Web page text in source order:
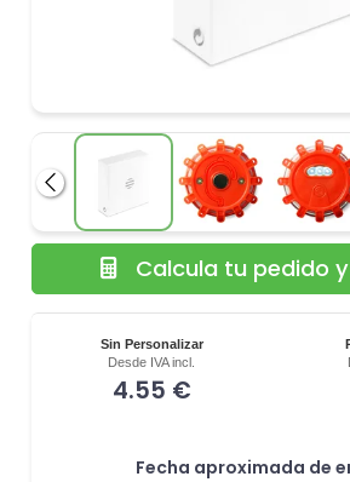
Anterior
Sin Personalizar
Desde IVA incl.
4.55 €
Fecha aproximada de
Calcula tu pedido